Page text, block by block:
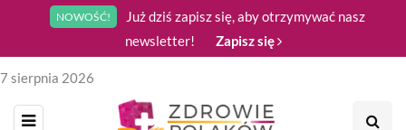
NOWOŚĆ!
Już dziś zapisz się, aby otrzymywać nasz
newsletter!
Zapisz się
7 sierpnia 2026